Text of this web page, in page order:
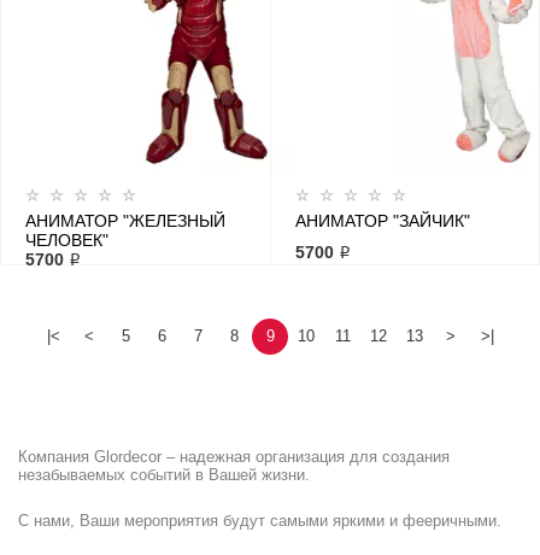
АНИМАТОР "ЖЕЛЕЗНЫЙ
ЧЕЛОВЕК"
5700 ₽
АНИМАТОР "ЗАЙЧИК"
5700 ₽
|< < 5 6 7 8 9 10 11 12 13 > >|
Компания Glordecor – надежная организация для создания
незабываемых событий в Вашей жизни.
С нами, Ваши мероприятия будут самыми яркими и фееричными.